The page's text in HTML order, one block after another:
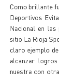
Como brillante
Deportivos
Nacional en las
sitio La Rioja
claro ejemplo
alcanzar
nuestra con